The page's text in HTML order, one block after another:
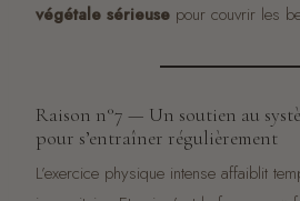
végétale sérieuse pour couvrir les
Raison n°7 — Un soutien au
pour s’entraîner régulièrement
L’exercice physique intense affaiblit